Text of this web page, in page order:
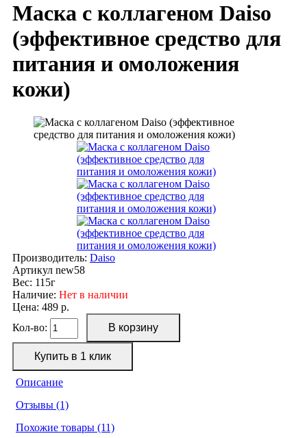
Маска с коллагеном Daiso
(эффективное средство для
питания и омоложения
кожи)
Производитель: Daiso
Артикул new58
Вес: 115г
Наличие: Нет в наличии
Цена: 489 р.
Кол-во:
Описание
Отзывы (1)
Похожие товары (11)